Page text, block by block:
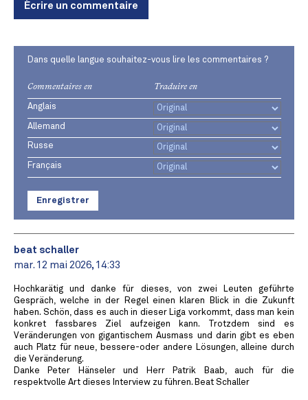
Écrire un commentaire
Dans quelle langue souhaitez-vous lire les commentaires ?
Commentaires en Traduire en
Anglais
Allemand
Russe
Français
Enregistrer
beat schaller
mar. 12 mai 2026, 14:33
Hochkarätig und danke für dieses, von zwei Leuten geführte
Gespräch, welche in der Regel einen klaren Blick in die Zukunft
haben. Schön, dass es auch in dieser Liga vorkommt, dass man kein
konkret fassbares Ziel aufzeigen kann. Trotzdem sind es
Veränderungen von gigantischem Ausmass und darin gibt es eben
auch Platz für neue, bessere-oder andere Lösungen, alleine durch
die Veränderung.
Danke Peter Hänseler und Herr Patrik Baab, auch für die
respektvolle Art dieses Interview zu führen. Beat Schaller